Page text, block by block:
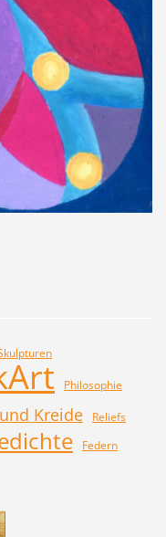
Philosophie
Kreide Reliefs
Federn